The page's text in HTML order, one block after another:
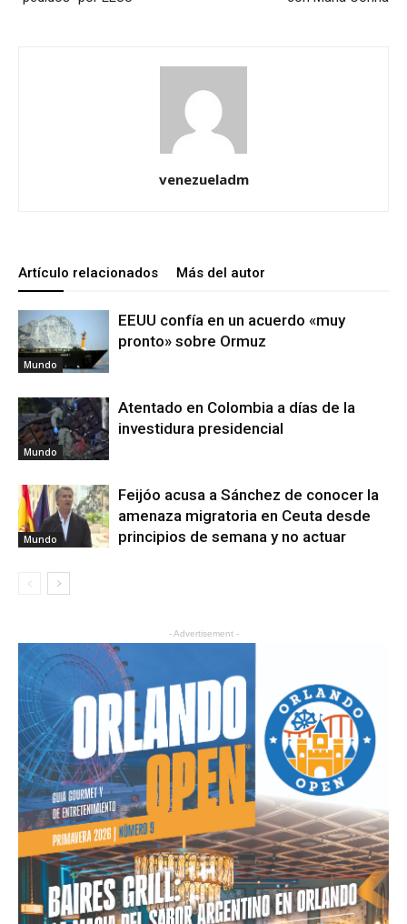
venezueladm
Artículo relacionados Más del autor
Mundo
EEUU confía en un acuerdo «muy
pronto» sobre Ormuz
Mundo
Atentado en Colombia a días de la
investidura presidencial
Mundo
Feijóo acusa a Sánchez de conocer la
amenaza migratoria en Ceuta desde
principios de semana y no actuar
- Advertisement -